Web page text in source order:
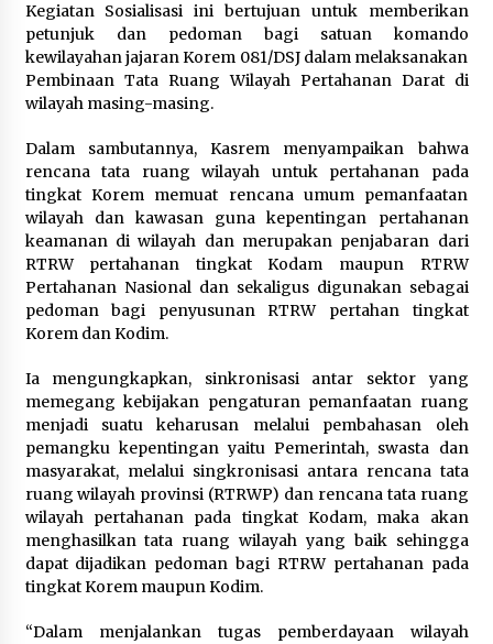
Indonesia Dorong Langkah Nyata
Lindungi Masjid Al Aqsa, Yerusalem,
dan Palestina
10 Agustus 2026
Tinjau PSO Bea Cukai Kupang,
Menkeu Tegaskan Komitmen
Perkuat Pengawasan Laut
Perbatasan Timur
10 Agustus 2026
Utama dalam Aksi Pembelajaran
Mendalam
10 Agustus 2026
Kemenimipas Salurkan Bansos
Sembako kepada 81 Peserta
Pemeriksaan Katarak
10 Agustus 2026
Kegiatan Sosialisasi ini bertujuan untuk memberikan
petunjuk dan pedoman bagi satuan komando
kewilayahan jajaran Korem 081/DSJ dalam melaksanakan
Pembinaan Tata Ruang Wilayah Pertahanan Darat di
wilayah masing-masing.
Dalam sambutannya, Kasrem menyampaikan bahwa
rencana tata ruang wilayah untuk pertahanan pada
tingkat Korem memuat rencana umum pemanfaatan
wilayah dan kawasan guna kepentingan pertahanan
keamanan di wilayah dan merupakan penjabaran dari
RTRW pertahanan tingkat Kodam maupun RTRW
Pertahanan Nasional dan sekaligus digunakan sebagai
pedoman bagi penyusunan RTRW pertahan tingkat
Korem dan Kodim.
Ia mengungkapkan, sinkronisasi antar sektor yang
memegang kebijakan pengaturan pemanfaatan ruang
menjadi suatu keharusan melalui pembahasan oleh
pemangku kepentingan yaitu Pemerintah, swasta dan
masyarakat, melalui singkronisasi antara rencana tata
ruang wilayah provinsi (RTRWP) dan rencana tata ruang
wilayah pertahanan pada tingkat Kodam, maka akan
menghasilkan tata ruang wilayah yang baik sehingga
dapat dijadikan pedoman bagi RTRW pertahanan pada
tingkat Korem maupun Kodim.
“Dalam menjalankan tugas pemberdayaan wilayah